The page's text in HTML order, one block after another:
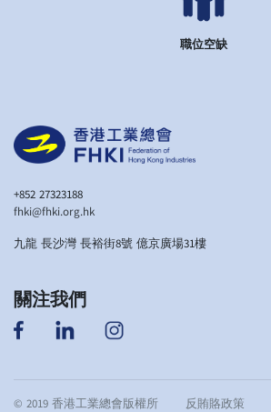
+852 27323188
fhki@fhki.org.hk
九龍 長沙灣 長裕街8號 億京廣場31樓
關注我們
職位空缺
© 2019 香港工業總會版權所 反賄賂政策